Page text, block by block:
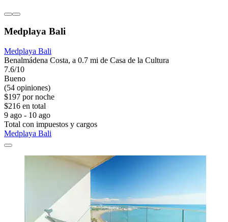
Medplaya Bali
Medplaya Bali
Benalmádena Costa, a 0.7 mi de Casa de la Cultura
7.6/10
Bueno
(54 opiniones)
$197 por noche
$216 en total
9 ago - 10 ago
Total con impuestos y cargos
Medplaya Bali